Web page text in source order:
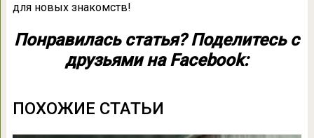
для новых знакомств!
Понравилась статья? Поделитесь с
друзьями на Facebook:
ПОХОЖИЕ СТАТЬИ